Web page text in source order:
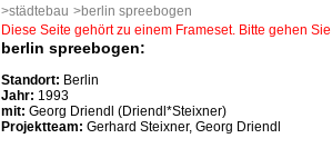
>städtebau >berlin spreebogen
berlin spreebogen:
Standort: Berlin
Jahr: 1993
mit: Georg Driendl (Driendl*Steixner)
Projektteam: Gerhard Steixner, Georg Driendl
Diese Seite gehört zu einem Frameset. Bitte gehen